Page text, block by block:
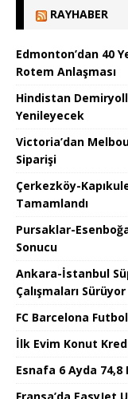
RAYHABER
Edmonton’dan 40
Rotem Anlaşması
Hindistan
Yenileyecek
Victoria’dan
Siparişi
Çerkezköy-
Tamamlandı
Pursaklar-
Sonucu
Ankara-İstanbul
Çalışmaları Sürüyor
FC Barcelona
İlk Evim Konut
Esnafa 6 Ayda